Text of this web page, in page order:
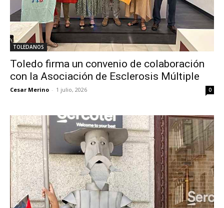
TOLEDANOS
Toledo firma un convenio de colaboración
con la Asociación de Esclerosis Múltiple
Cesar Merino - 1 julio, 2026 0